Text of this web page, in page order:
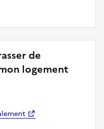
de
logement